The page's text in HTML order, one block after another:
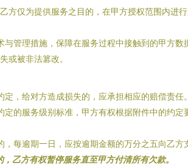
方仅为提供服务之目的，在甲方授权范围内进
与管理措施，保障在服务过程中接触到的甲方数
或被非法篡改。
定，给对方造成损失的，应承担相应的赔偿责任
定的服务级别标准，甲方有权根据附件中的约定
，每逾期一日，应按逾期金额的万分之五向乙方
，乙方有权暂停服务直至甲方付清所有欠款。